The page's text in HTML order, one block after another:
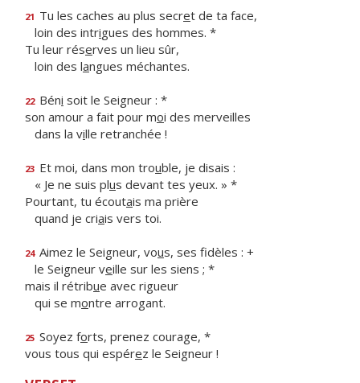
21 Tu les caches au plus secret de ta face,
loin des intrigues des hommes. *
Tu leur réserves un lieu sûr,
loin des langues méchantes.
22 Béni soit le Seigneur : *
son amour a fait pour moi des merveilles
dans la ville retranchée !
23 Et moi, dans mon trouble, je disais :
« Je ne suis plus devant tes yeux. » *
Pourtant, tu écoutais ma prière
quand je criais vers toi.
24 Aimez le Seigneur, vous, ses fidèles : +
le Seigneur veille sur les siens ; *
mais il rétribue avec rigueur
qui se montre arrogant.
25 Soyez forts, prenez courage, *
vous tous qui espérez le Seigneur !